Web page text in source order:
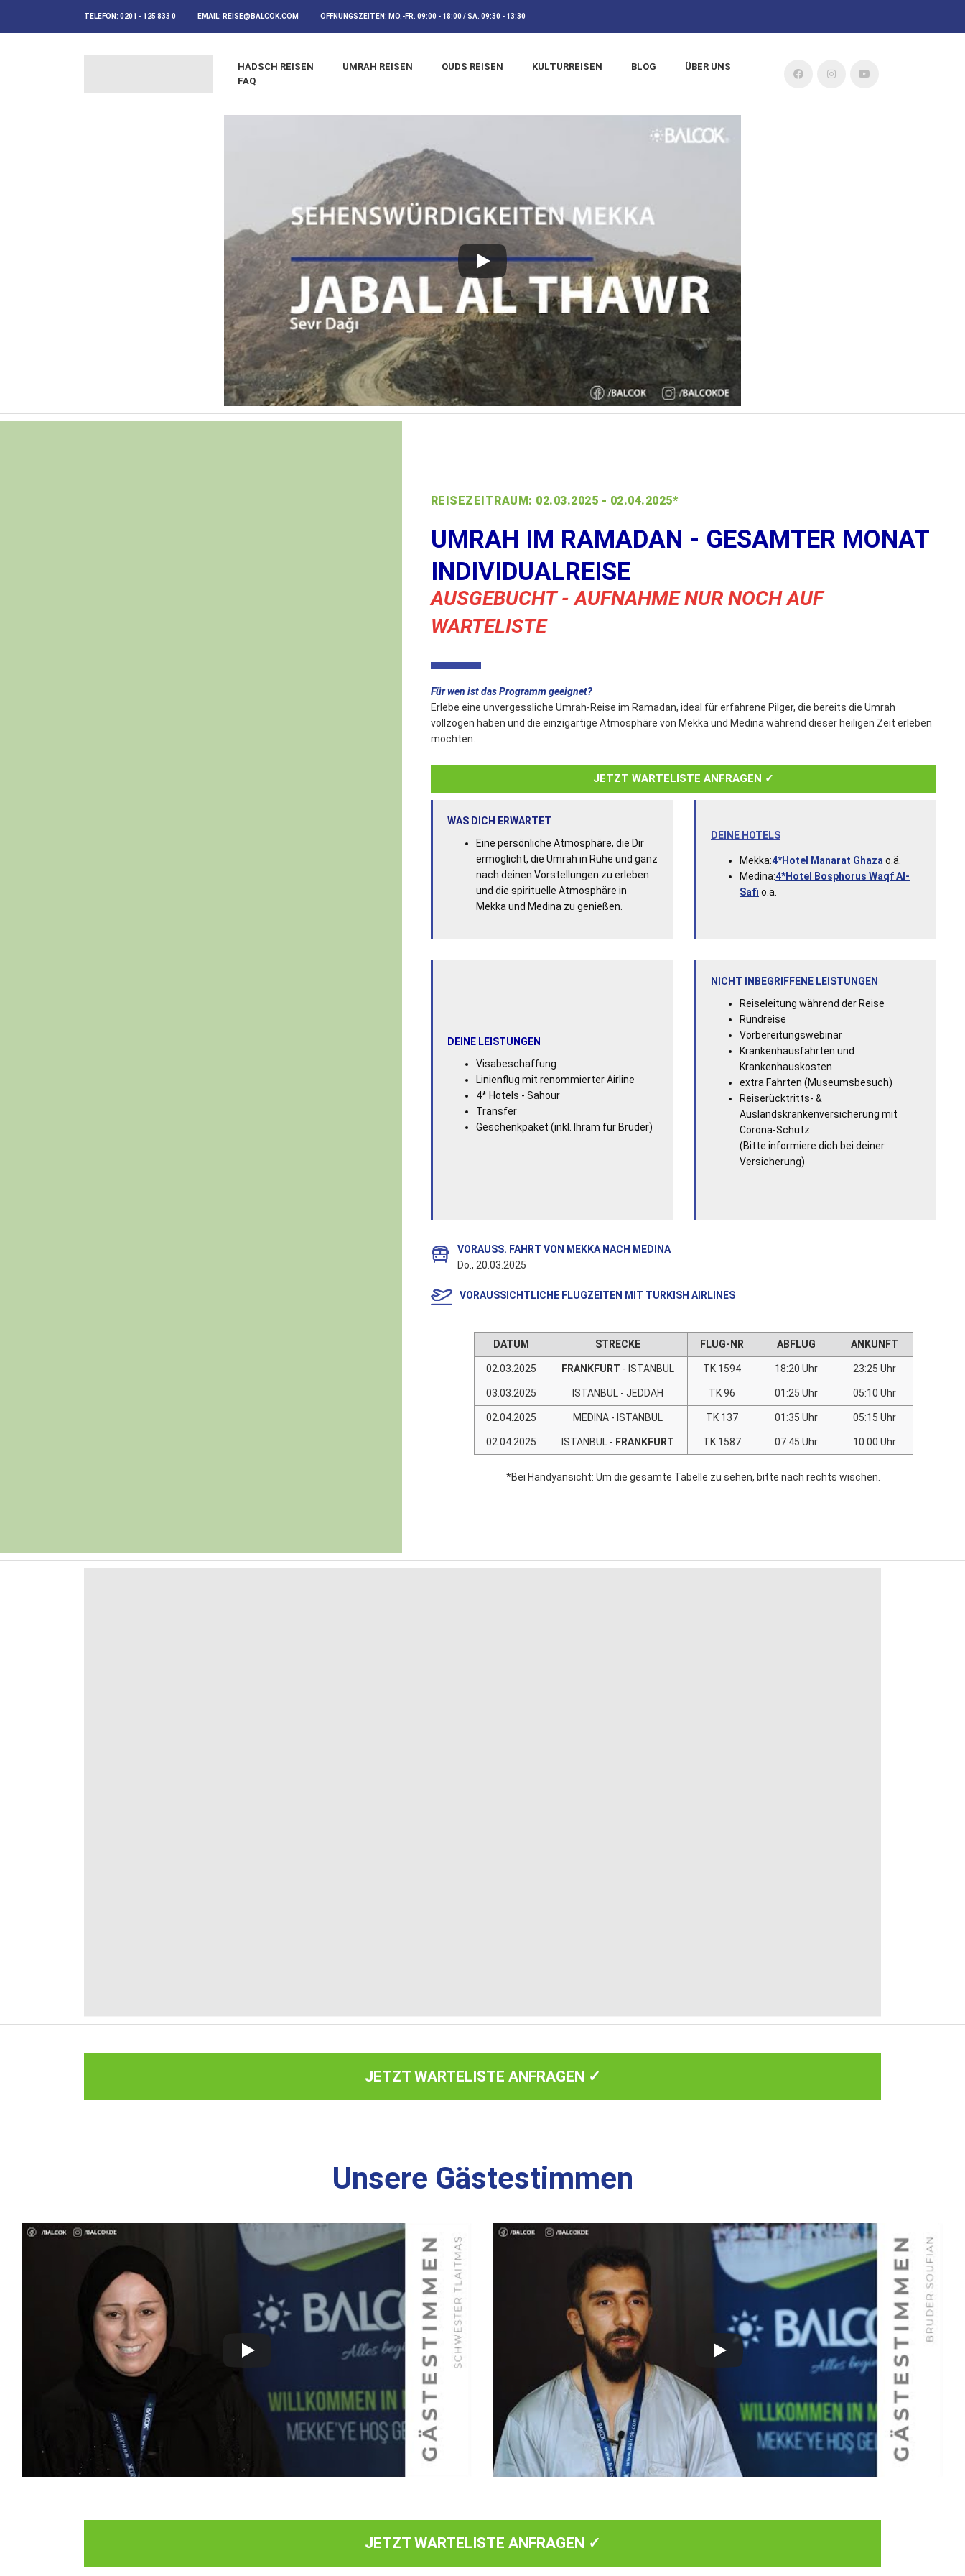
TELEFON: 0201 - 125 833 0 EMAIL: REISE@BALCOK.COM ÖFFNUNGSZEITEN: MO.-FR. 09:00 - 18:00 / SA. 09:30 - 13:30
HADSCH REISEN UMRAH REISEN QUDS REISEN KULTURREISEN BLOG
ÜBER UNS
FAQ
REISEZEITRAUM: 02.03.2025 - 02.04.2025*
UMRAH IM RAMADAN - GESAMTER MONAT
INDIVIDUALREISE
AUSGEBUCHT - AUFNAHME NUR NOCH AUF
WARTELISTE
Für wen ist das Programm geeignet?
Erlebe eine unvergessliche Umrah-Reise im Ramadan, ideal für erfahrene Pilger, die bereits die Umrah
vollzogen haben und die einzigartige Atmosphäre von Mekka und Medina während dieser heiligen Zeit erleben
möchten.
JETZT WARTELISTE ANFRAGEN ✓
WAS DICH ERWARTET
Eine persönliche Atmosphäre, die Dir
ermöglicht, die Umrah in Ruhe und ganz
nach deinen Vorstellungen zu erleben
und die spirituelle Atmosphäre in
Mekka und Medina zu genießen.
DEINE HOTELS
Mekka:4*Hotel Manarat Ghaza o.ä.
Medina:4*Hotel Bosphorus Waqf Al-
Safi o.ä.
DEINE LEISTUNGEN
Visabeschaffung
Linienflug mit renommierter Airline
4* Hotels - Sahour
Transfer
Geschenkpaket (inkl. Ihram für Brüder)
NICHT INBEGRIFFENE LEISTUNGEN
Reiseleitung während der Reise
Rundreise
Vorbereitungswebinar
Krankenhausfahrten und
Krankenhauskosten
extra Fahrten (Museumsbesuch)
Reiserücktritts- &
Auslandskrankenversicherung mit
Corona-Schutz
(Bitte informiere dich bei deiner
Versicherung)
VORAUSS. FAHRT VON MEKKA NACH MEDINA
Do., 20.03.2025
VORAUSSICHTLICHE FLUGZEITEN MIT TURKISH AIRLINES
DATUM STRECKE FLUG-NR ABFLUG ANKUNFT
02.03.2025 FRANKFURT - ISTANBUL TK 1594 18:20 Uhr 23:25 Uhr
03.03.2025 ISTANBUL - JEDDAH TK 96 01:25 Uhr 05:10 Uhr
02.04.2025 MEDINA - ISTANBUL TK 137 01:35 Uhr 05:15 Uhr
02.04.2025 ISTANBUL - FRANKFURT TK 1587 07:45 Uhr 10:00 Uhr
*Bei Handyansicht: Um die gesamte Tabelle zu sehen, bitte nach rechts wischen.
JETZT WARTELISTE ANFRAGEN ✓
Unsere Gästestimmen
JETZT WARTELISTE ANFRAGEN ✓